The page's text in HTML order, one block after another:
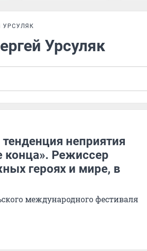
УРСУЛЯК
Урсуляк
неприятия
Режиссер
героях и мире, в
международного фестиваля